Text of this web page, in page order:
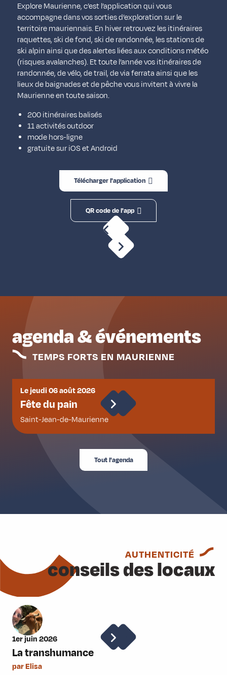
Explore Maurienne, c’est l’application qui vous
accompagne dans vos sorties d’exploration sur le
territoire mauriennais. En hiver retrouvez les itinéraires
raquettes, ski de fond, ski de randonnée, les stations de
ski alpin ainsi que des alertes liées aux conditions météo
(risques avalanches). Et toute l’année vos itinéraires de
randonnée, de vélo, de trail, de via ferrata ainsi que les
lieux de baignades et de pêche vous invitent à vivre la
Maurienne en toute saison.
200 itinéraires balisés
11 activités outdoor
mode hors-ligne
gratuite sur iOS et Android
Télécharger l'application
QR code de l'app
agenda & événements
TEMPS FORTS EN MAURIENNE
Le jeudi 06 août 2026
Fête du pain
Saint-Jean-de-Maurienne
Tout l'agenda
AUTHENTICITÉ
conseils des locaux
1er juin 2026
La transhumance
par Elisa